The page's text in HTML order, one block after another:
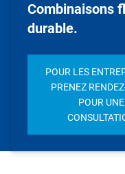
Combinaisons
durable.
POUR LES
PRENEZ
POUR UNE